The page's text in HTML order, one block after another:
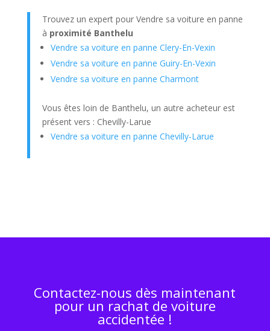
Trouvez un expert pour Vendre sa voiture en panne
à proximité Banthelu
Vendre sa voiture en panne Clery-En-Vexin
Vendre sa voiture en panne Guiry-En-Vexin
Vendre sa voiture en panne Charmont
Vous êtes loin de Banthelu, un autre acheteur est
présent vers : Chevilly-Larue
Vendre sa voiture en panne Chevilly-Larue
Contactez-nous dès maintenant
pour un rachat de voiture
accidentée !